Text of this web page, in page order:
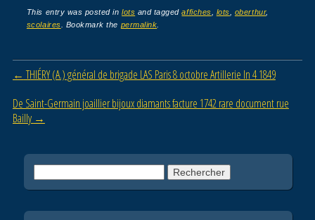
c
e
b
o
o
tt
er
ail
ta
er
This entry was posted inlots and taggedaffiches lots oberthur,
scolaires . Bookmark the permalink
Post navigation
← THIÉRY (A.) général de brigade LAS Paris 8 octobre Artillerie In 4 1849
De Saint-Germain joaillier bijoux diamants facture 1742 rare document rue
Bailly →